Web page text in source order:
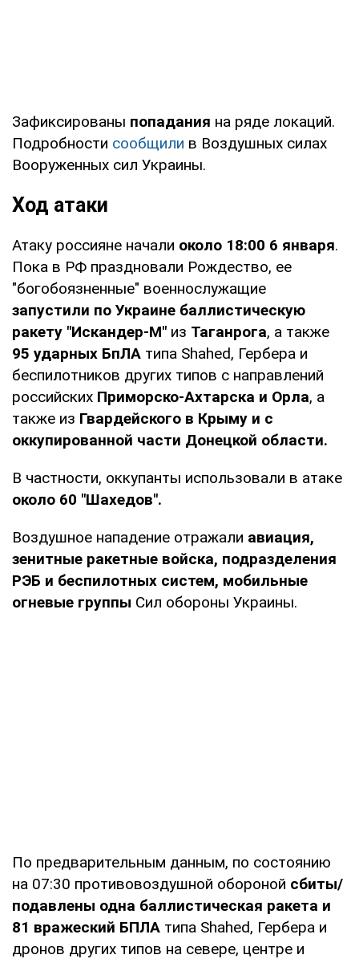
Зафиксированы попадания на ряде локаций.
Подробности сообщили в Воздушных силах
Вооруженных сил Украины.
Ход атаки
Атаку россияне начали около 18:00 6 января.
Пока в РФ праздновали Рождество, ее
"богобоязненные" военнослужащие
запустили по Украине баллистическую
ракету "Искандер-М" из Таганрога, а также
95 ударных БпЛА типа Shahed, Гербера и
беспилотников других типов с направлений
российских Приморско-Ахтарска и Орла, а
также из Гвардейского в Крыму и с
оккупированной части Донецкой области.
В частности, оккупанты использовали в атаке
около 60 "Шахедов".
Воздушное нападение отражали авиация,
зенитные ракетные войска, подразделения
РЭБ и беспилотных систем, мобильные
огневые группы Сил обороны Украины.
По предварительным данным, по состоянию
на 07:30 противовоздушной обороной сбиты/
подавлены одна баллистическая ракета и
81 вражеский БПЛА типа Shahed, Гербера и
дронов других типов на севере, центре и